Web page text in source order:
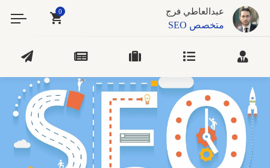
عبدالعاطي فرج
متخصص SEO
مصمم مواقع الكترونية
خبير التسويق الالكتروني
مصمم جيرافيك
0